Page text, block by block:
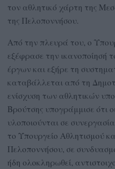
τον αθλητικό χάρτη της
της Πελοποννήσου.
Από την πλευρά του, ο
εξέφρασε την ικανοποίησή
έργων και εξήρε τη
καταβάλλεται από τη
ενίσχυση των αθλητικών
Βρούτσης υπογράμμισε ότι
υλοποιούνται σε
το Υπουργείο Αθλητισμού
Πελοποννήσου, σε
ήδη ολοκληρωθεί,